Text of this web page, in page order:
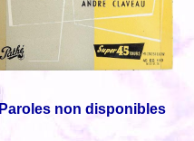
Paroles non disponibles